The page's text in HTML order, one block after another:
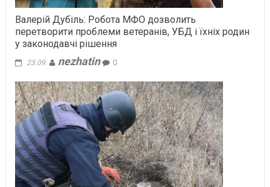
Валерій Дубіль: Робота МФО дозволить
перетворити проблеми ветеранів, УБД і їхніх родин
у законодавчі рішення
23.09. nezhatin 0